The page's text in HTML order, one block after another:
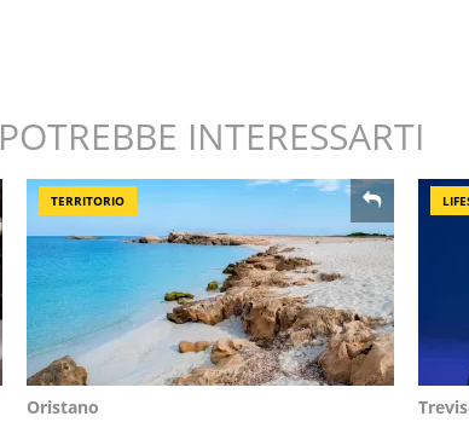
POTREBBE INTERESSARTI
TERRITORIO
Oristano